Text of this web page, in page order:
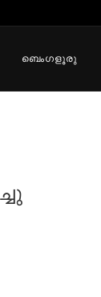
ബെംഗളൂരു